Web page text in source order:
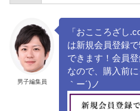
男子編集員
「おこころざし
は新規会員登録
できます！会員
なので、購入前
｀ー´)ノ